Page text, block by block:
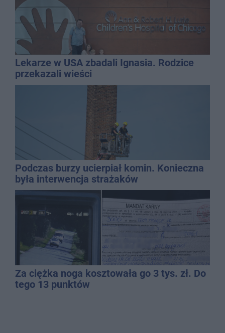
Lekarze w USA zbadali Ignasia. Rodzice
przekazali wieści
Podczas burzy ucierpiał komin. Konieczna
była interwencja strażaków
Za ciężka noga kosztowała go 3 tys. zł. Do
tego 13 punktów